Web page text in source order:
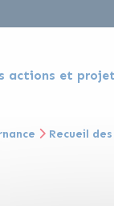
actions et
Recueil